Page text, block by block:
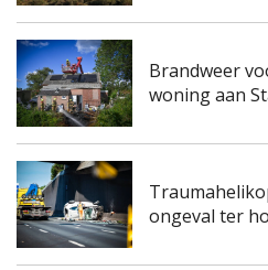
Brandweer
woning aan
ongeval ter